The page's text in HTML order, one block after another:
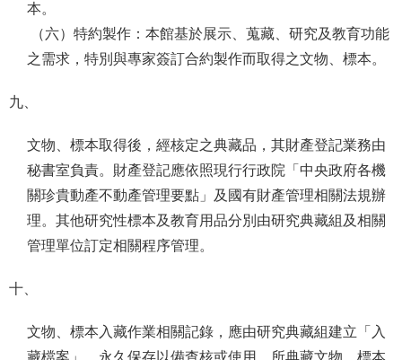
本。
（六）特約製作：本館基於展示、蒐藏、研究及教育功能
之需求，特別與專家簽訂合約製作而取得之文物、標本。
九、
文物、標本取得後，經核定之典藏品，其財產登記業務由
秘書室負責。財產登記應依照現行行政院「中央政府各機
關珍貴動產不動產管理要點」及國有財產管理相關法規辦
理。其他研究性標本及教育用品分別由研究典藏組及相關
管理單位訂定相關程序管理。
十、
文物、標本入藏作業相關記錄，應由研究典藏組建立「入
藏檔案」，永久保存以備查核或使用。所典藏文物、標本